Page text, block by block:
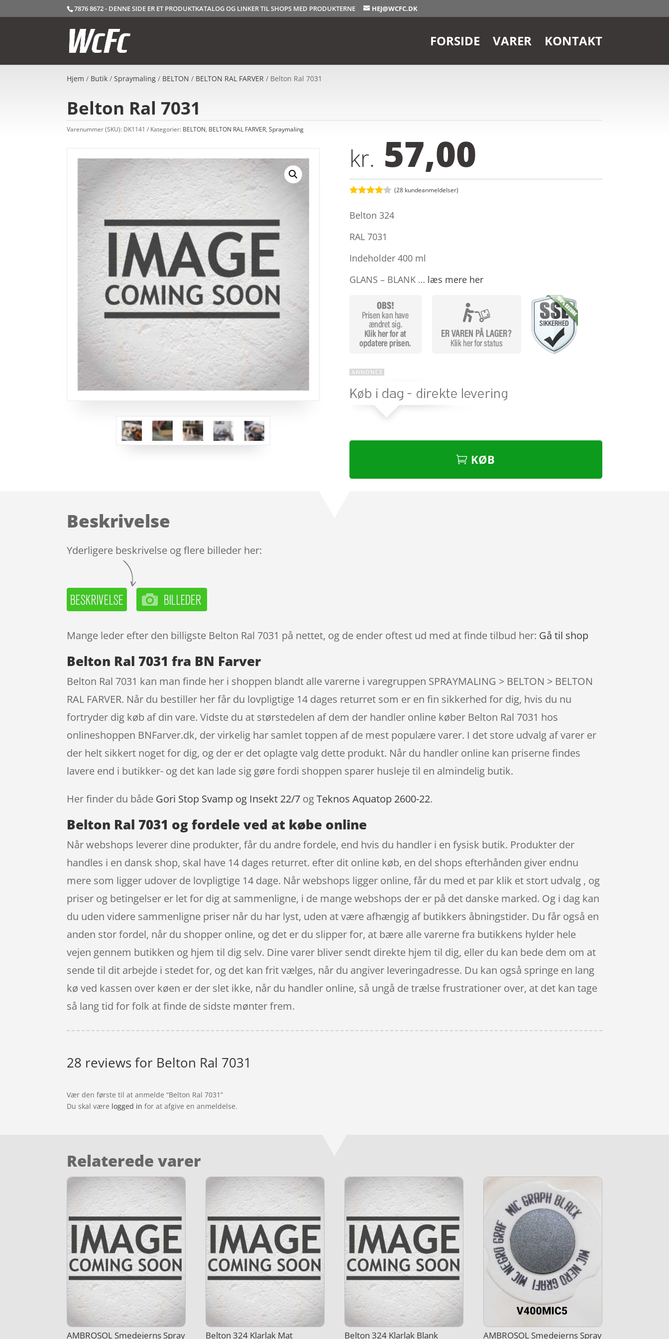
7876 8672 - DENNE SIDE ER ET PRODUKTKATALOG OG LINKER TIL SHOPS MED PRODUKTERNE HEJ@WCFC.DK
FORSIDE VARER KONTAKT
Hjem / Butik /Spraymaling / BELTON / BELTON RAL FARVER / Belton Ral 7031
Belton Ral 7031
Varenummer (SKU): DK1141 Kategorier: BELTON, BELTON RAL FARVER,Spraymaling
kr. 57,00
ud af 5
på
kundebedø
(28kundeanmeldelser)
Belton 324
RAL 7031
Indeholder 400 ml
GLANS – BLANK … læs mere her
KØB
Beskrivelse
Yderligere beskrivelse og flere billeder her:
Mange leder efter den billigste Belton Ral 7031 på nettet, og de ender oftest ud med at finde tilbud her: Gå til shop
Belton Ral 7031 fra BN Farver
Belton Ral 7031 kan man finde her i shoppen blandt alle varerne i varegruppen SPRAYMALING > BELTON > BELTON
RAL FARVER. Når du bestiller her får du lovpligtige 14 dages returret som er en fin sikkerhed for dig, hvis du nu
fortryder dig køb af din vare. Vidste du at størstedelen af dem der handler online køber Belton Ral 7031 hos
onlineshoppen BNFarver.dk, der virkelig har samlet toppen af de mest populære varer. I det store udvalg af varer er
der helt sikkert noget for dig, og der er det oplagte valg dette produkt. Når du handler online kan priserne findes
lavere end i butikker- og det kan lade sig gøre fordi shoppen sparer husleje til en almindelig butik.
Her finder du både Gori Stop Svamp og Insekt 22/7 ogTeknos Aquatop 2600-22.
Belton Ral 7031 og fordele ved at købe online
Når webshops leverer dine produkter, får du andre fordele, end hvis du handler i en fysisk butik. Produkter der
handles i en dansk shop, skal have 14 dages returret. efter dit online køb, en del shops efterhånden giver endnu
mere som ligger udover de lovpligtige 14 dage. Når webshops ligger online, får du med et par klik et stort udvalg , og
priser og betingelser er let for dig at sammenligne, i de mange webshops der er på det danske marked. Og i dag kan
du uden videre sammenligne priser når du har lyst, uden at være afhængig af butikkers åbningstider. Du får også en
anden stor fordel, når du shopper online, og det er du slipper for, at bære alle varerne fra butikkens hylder hele
vejen gennem butikken og hjem til dig selv. Dine varer bliver sendt direkte hjem til dig, eller du kan bede dem om at
sende til dit arbejde i stedet for, og det kan frit vælges, når du angiver leveringadresse. Du kan også springe en lang
kø ved kassen over køen er der slet ikke, når du handler online, så ungå de trælse frustrationer over, at det kan tage
så lang tid for folk at finde de sidste mønter frem.
28 reviews for Belton Ral 7031
Vær den første til at anmelde “Belton Ral 7031”
Du skal være logged in for at afgive en anmeldelse.
Relaterede varer
AMBROSOL Smedejerns Spray Belton 324 Klarlak Mat Belton 324 Klarlak Blank AMBROSOL Smedejerns Spray